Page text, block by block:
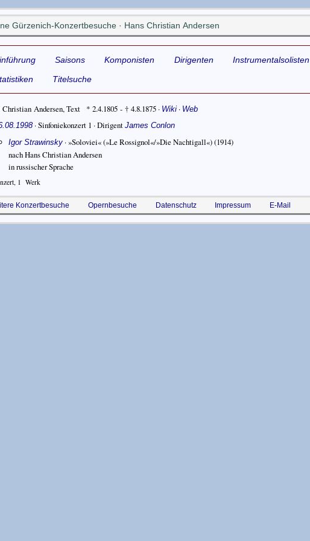
Gürzenich-Konzertbesuche · Hans Christian Andersen
Saisons Komponisten Dirigenten Instrumentalsolisten
Titelsuche
Christian Andersen,Text * 2.4.1805 - † 4.8.1875· Wiki· Web
· Sinfoniekonzert 1 ·Dirigent James Conlon
Igor Strawinsky·»Soloviei« (»Le Rossignol«/»Die Nachtigall«)(1914)
nach Hans Christian Andersen
in russischer Sprache
1 Werk
Konzertbesuche Opernbesuche Datenschutz Impressum E-Mail